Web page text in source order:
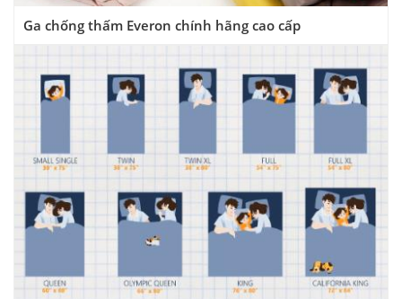
Ga chống thấm Everon chính hãng cao cấp